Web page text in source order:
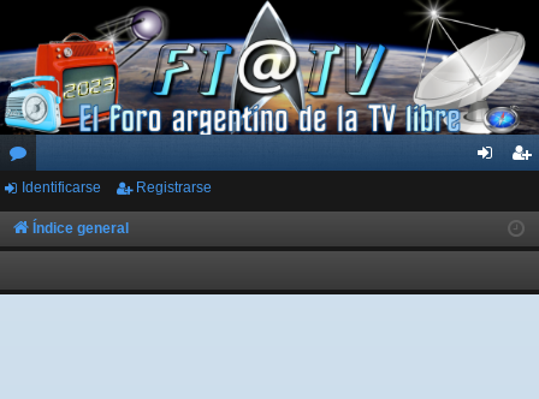
or
os
ar
ist
rs
Identificarse Registrarse
Índice general